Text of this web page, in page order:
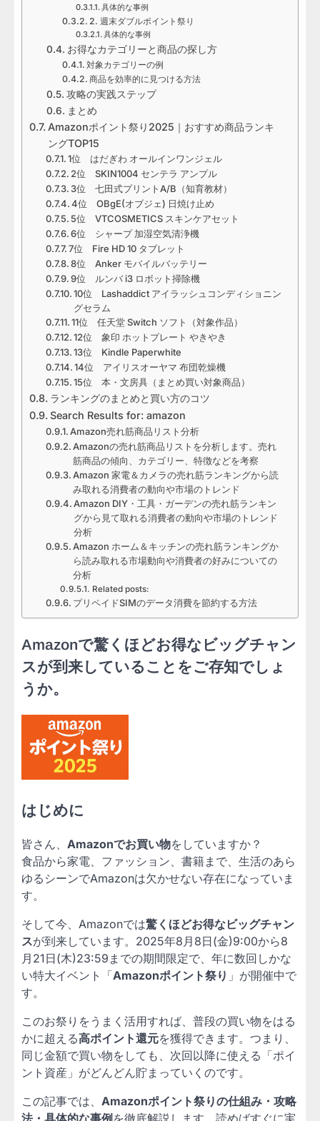
具体的な事例
2. 週末ダブルポイント祭り
具体的な事例
お得なカテゴリーと商品の探し方
対象カテゴリーの例
商品を効率的に見つける方法
攻略の実践ステップ
まとめ
Amazonポイント祭り2025｜おすすめ商品ランキ
ングTOP15
1位 はだぎわ オールインワンジェル
2位 SKIN1004 センテラ アンプル
3位 七田式プリントA/B（知育教材）
4位 OBgE(オブジェ) 日焼け止め
5位 VTCOSMETICS スキンケアセット
6位 シャープ 加湿空気清浄機
7位 Fire HD 10 タブレット
8位 Anker モバイルバッテリー
9位 ルンバ i3 ロボット掃除機
10位 Lashaddict アイラッシュコンディショニン
グセラム
11位 任天堂 Switch ソフト（対象作品）
12位 象印 ホットプレート やきやき
13位 Kindle Paperwhite
14位 アイリスオーヤマ 布団乾燥機
15位 本・文房具（まとめ買い対象商品）
ランキングのまとめと買い方のコツ
Search Results for: amazon
Amazon売れ筋商品リスト分析
Amazonの売れ筋商品リストを分析します。売れ
筋商品の傾向、カテゴリー、特徴などを考察
Amazon 家電＆カメラの売れ筋ランキングから読
み取れる消費者の動向や市場のトレンド
Amazon DIY・工具・ガーデンの売れ筋ランキン
グから見て取れる消費者の動向や市場のトレンド
分析
Amazon ホーム＆キッチンの売れ筋ランキングか
ら読み取れる市場動向や消費者の好みについての
分析
Related posts:
プリペイドSIMのデータ消費を節約する方法
Amazonで驚くほどお得なビッグチャン
スが到来していることをご存知でしょ
うか。
はじめに
皆さん、 Amazonでお買い物をしていますか？
食品から家電、ファッション、書籍まで、生活のあら
ゆるシーンでAmazonは欠かせない存在になっていま
す。
そして今、Amazonでは驚くほどお得なビッグチャン
スが到来しています。2025年8月8日(金)9:00から8
月21日(木)23:59までの期間限定で、年に数回しかな
い特大イベント「Amazonポイント祭り 」が開催中で
す。
このお祭りをうまく活用すれば、普段の買い物をはる
かに超える高ポイント還元を獲得できます。つまり、
同じ金額で買い物をしても、次回以降に使える「ポイ
ント資産」がどんどん貯まっていくのです。
この記事では、 Amazonポイント祭りの仕組み・攻略